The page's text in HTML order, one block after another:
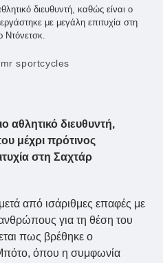
διευθυντή, καθώς είναι ο
με μεγάλη επιτυχία στη
Ντόνετσκ.
mr sportcycles
αθλητικό διευθυντή,
μέχρι πρότινος
στη Σαχτάρ
από ισάριθμες επαφές με
για τη θέση του
πως βρέθηκε ο
όπου η συμφωνία